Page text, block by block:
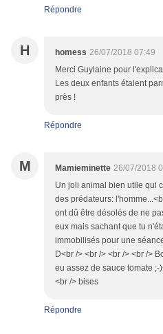
Répondre
H homess 26/07/2018 07:49
Merci Guylaine pour
Les deux enfants étaient
près !
Répondre
M Mamieminette 26/07/2018
Un joli animal bien utile qui
des prédateurs:
ont dû être désolés de ne
eux mais sachant que tu
immobilisés pour une
D<br /> <br /> <br /> <br />
eu assez de sauce tomate
<br /> bises
Répondre